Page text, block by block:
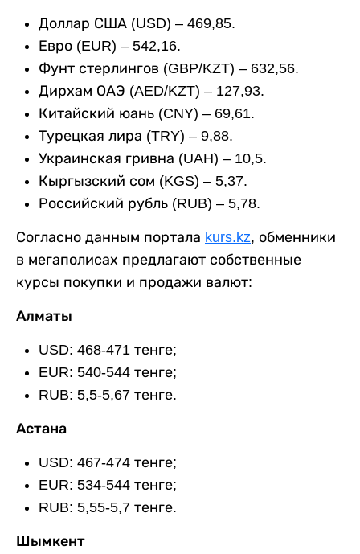
Доллар США (USD) – 469,85.
Евро (EUR) – 542,16.
Фунт стерлингов (GBP/KZT) – 632,56.
Дирхам ОАЭ (AED/KZT) – 127,93.
Китайский юань (CNY) – 69,61.
Турецкая лира (TRY) – 9,88.
Украинская гривна (UAH) – 10,5.
Кыргызский сом (KGS) – 5,37.
Российский рубль (RUB) – 5,78.
Согласно данным портала kurs.kz, обменники
в мегаполисах предлагают собственные
курсы покупки и продажи валют:
Алматы
USD: 468-471 тенге;
EUR: 540-544 тенге;
RUB: 5,5-5,67 тенге.
Астана
USD: 467-474 тенге;
EUR: 534-544 тенге;
RUB: 5,55-5,7 тенге.
Шымкент